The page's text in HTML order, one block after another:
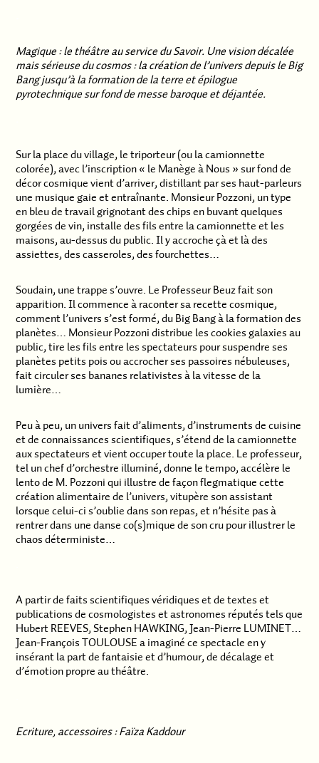
Magique : le théâtre au service du Savoir. Une vision décalée
mais sérieuse du cosmos : la création de l’univers depuis le Big
Bang jusqu’à la formation de la terre et épilogue
pyrotechnique sur fond de messe baroque et déjantée.
Sur la place du village, le triporteur (ou la camionnette
colorée), avec l’inscription « le Manège à Nous » sur fond de
décor cosmique vient d’arriver, distillant par ses haut-parleurs
une musique gaie et entraînante. Monsieur Pozzoni, un type
en bleu de travail grignotant des chips en buvant quelques
gorgées de vin, installe des fils entre la camionnette et les
maisons, au-dessus du public. Il y accroche çà et là des
assiettes, des casseroles, des fourchettes…
Soudain, une trappe s’ouvre. Le Professeur Beuz fait son
apparition. Il commence à raconter sa recette cosmique,
comment l’univers s’est formé, du Big Bang à la formation des
planètes… Monsieur Pozzoni distribue les cookies galaxies au
public, tire les fils entre les spectateurs pour suspendre ses
planètes petits pois ou accrocher ses passoires nébuleuses,
fait circuler ses bananes relativistes à la vitesse de la
lumière…
Peu à peu, un univers fait d’aliments, d’instruments de cuisine
et de connaissances scientifiques, s’étend de la camionnette
aux spectateurs et vient occuper toute la place. Le professeur,
tel un chef d’orchestre illuminé, donne le tempo, accélère le
lento de M. Pozzoni qui illustre de façon flegmatique cette
création alimentaire de l’univers, vitupère son assistant
lorsque celui-ci s’oublie dans son repas, et n’hésite pas à
rentrer dans une danse co(s)mique de son cru pour illustrer le
chaos déterministe…
A partir de faits scientifiques véridiques et de textes et
publications de cosmologistes et astronomes réputés tels que
Hubert REEVES, Stephen HAWKING, Jean-Pierre LUMINET…
Jean-François TOULOUSE a imaginé ce spectacle en y
insérant la part de fantaisie et d’humour, de décalage et
d’émotion propre au théâtre.
Ecriture, accessoires : Faïza Kaddour